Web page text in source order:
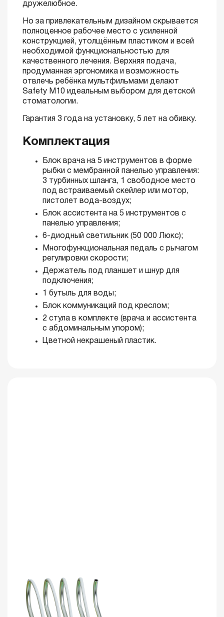
дружелюбное.
Но за привлекательным дизайном скрывается
полноценное рабочее место с усиленной
конструкцией, утолщённым пластиком и всей
необходимой функциональностью для
качественного лечения. Верхняя подача,
продуманная эргономика и возможность
отвлечь ребёнка мультфильмами делают
Safety M10 идеальным выбором для детской
стоматологии.
Гарантия 3 года на установку, 5 лет на обивку.
Комплектация
Блок врача на 5 инструментов в форме
рыбки с мембранной панелью управления:
3 турбинных шланга, 1 свободное место
под встраиваемый скейлер или мотор,
пистолет вода-воздух;
Блок ассистента на 5 инструментов с
панелью управления;
6-диодный светильник (50 000 Люкс);
Многофункциональная педаль с рычагом
регулировки скорости;
Держатель под планшет и шнур для
подключения;
1 бутыль для воды;
Блок коммуникаций под креслом;
2 стула в комплекте (врача и ассистента
с абдоминальным упором);
Цветной некрашеный пластик.